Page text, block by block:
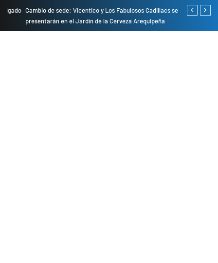
Cambio de sede: Vicentico y Los Fabulosos Cadillacs se
presentarán en el Jardín de la Cerveza Arequipeña
Empresas